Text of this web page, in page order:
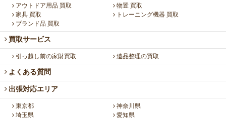
アウトドア用品 買取
物置 買取
家具 買取
トレーニング機器 買取
ブランド品 買取
買取サービス
引っ越し前の家財買取 遺品整理の買取
よくある質問
出張対応エリア
東京都
神奈川県
埼玉県
愛知県